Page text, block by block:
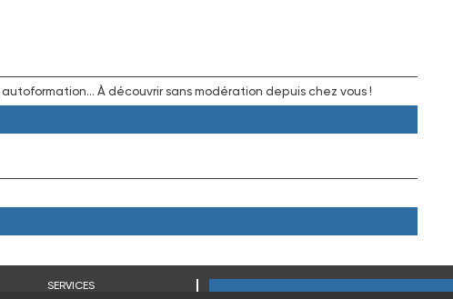
À découvrir sans modération depuis chez vous !
SERVICES